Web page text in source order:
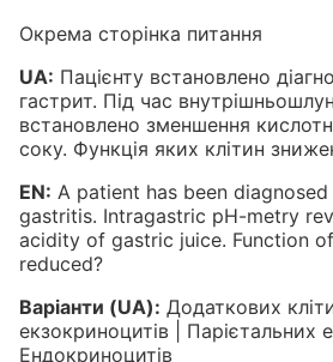
Окрема сторінка питання
UA: Пацієнту встановлено
гастрит. Під час
встановлено зменшення
соку. Функція яких клітин
EN: A patient has been
gastritis. Intragastric pH-metry
acidity of gastric juice. Function
reduced?
Варіанти (UA): Додаткових
екзокриноцитів | Парієтальних
Ендокриноцитів